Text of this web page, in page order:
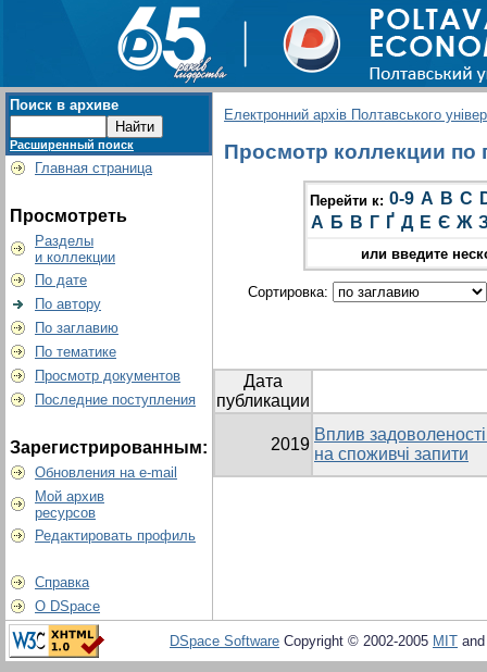
Поиск в архиве
Расширенный поиск
Главная страница
Просмотреть
Разделы
и коллекции
По дате
По автору
По заглавию
По тематике
Просмотр документов
Последние поступления
Зарегистрированным:
Обновления на e-mail
Мой архив
ресурсов
Редактировать профиль
Справка
О DSpace
Електронний архів Полтавського
Просмотр коллекции по
Перейти к: 0-9 A B C
А Б В Г Ґ Д Е Є Ж
или введите
Сортировка:
Дата
публикации
2019
Вплив
на споживчі запити
DSpace Software Copyright © 2002-2005 MIT